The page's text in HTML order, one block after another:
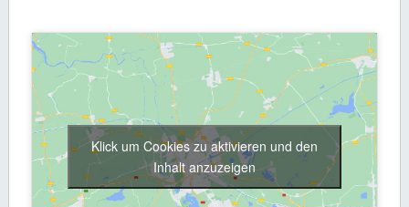
Klick um Cookies zu aktivieren und den
Inhalt anzuzeigen